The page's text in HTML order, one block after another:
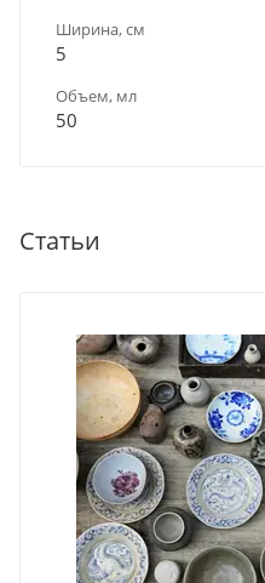
Ширина, см
5
Объем, мл
50
Статьи